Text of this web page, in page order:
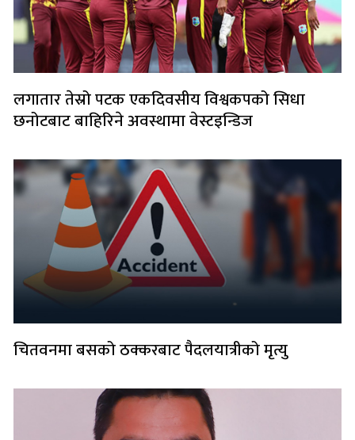
लगातार तेस्रो पटक एकदिवसीय विश्वकपको सिधा
छनोटबाट बाहिरिने अवस्थामा वेस्टइन्डिज
चितवनमा बसको ठक्करबाट पैदलयात्रीको मृत्यु